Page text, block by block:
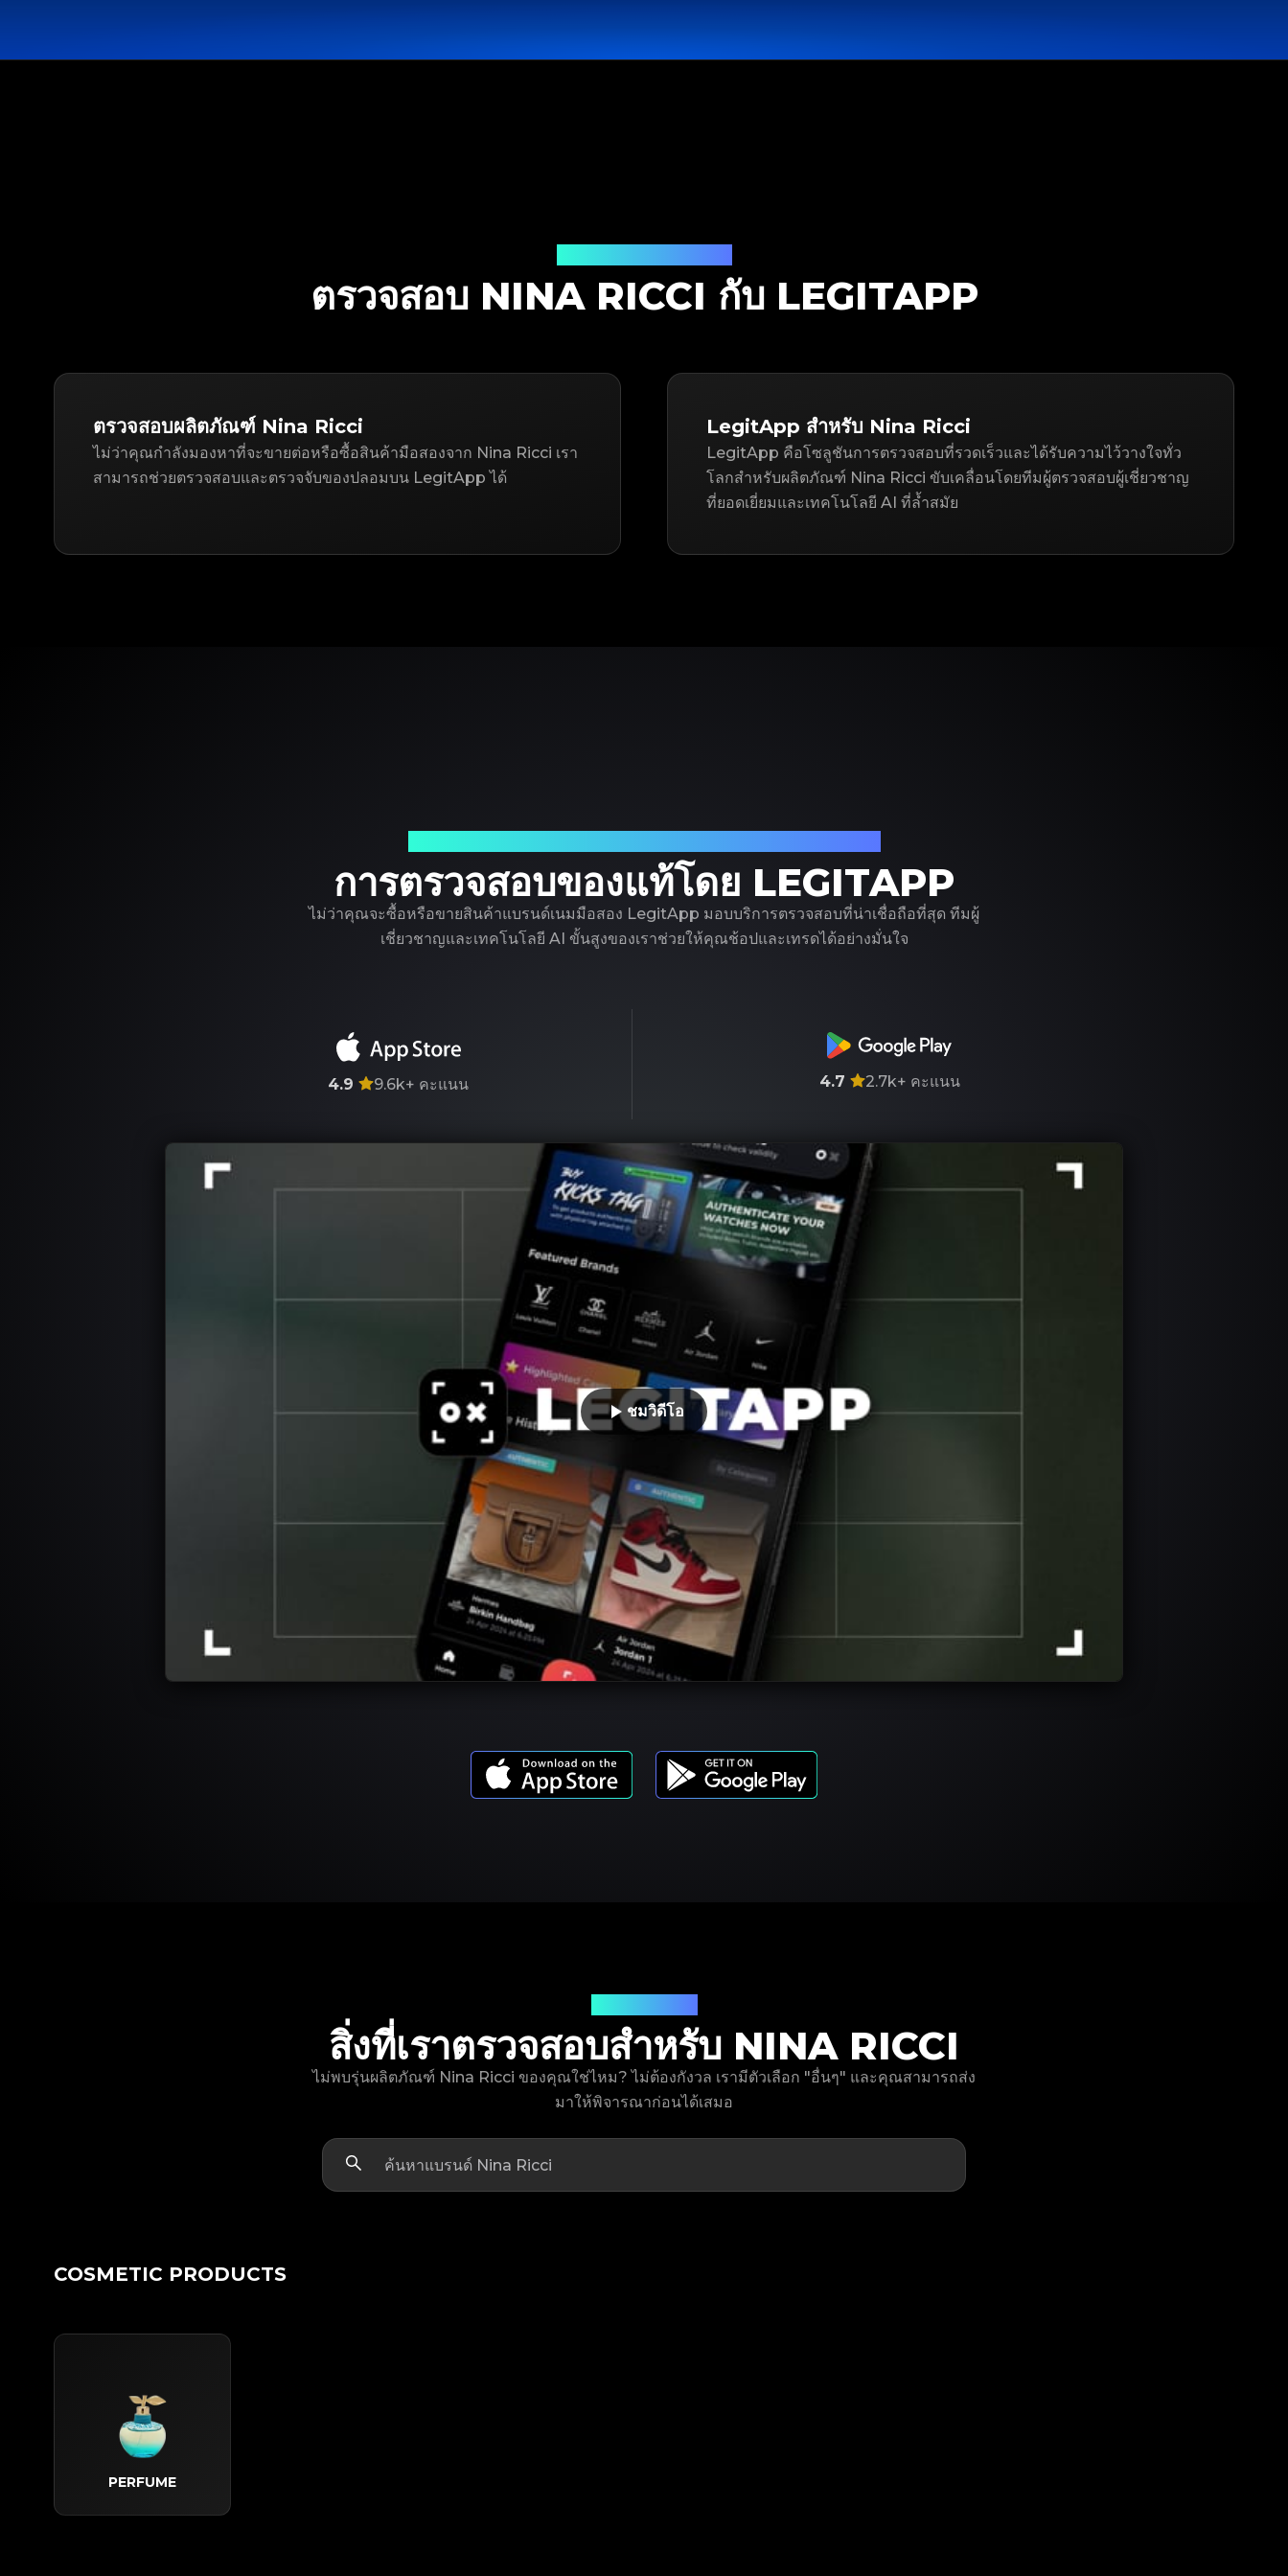
ตรวจสอบ NINA RICCI กับ LEGITAPP
ตรวจสอบผลิตภัณฑ์ Nina Ricci
ไม่ว่าคุณกำลังมองหาที่จะขายต่อหรือซื้อสินค้ามือสองจาก Nina Ricci เรา
สามารถช่วยตรวจสอบและตรวจจับของปลอมบน LegitApp ได้
LegitApp สำหรับ Nina Ricci
LegitApp คือโซลูชันการตรวจสอบที่รวดเร็วและได้รับความไว้วางใจทั่ว
โลกสำหรับผลิตภัณฑ์ Nina Ricci ขับเคลื่อนโดยทีมผู้ตรวจสอบผู้เชี่ยวชาญ
ที่ยอดเยี่ยมและเทคโนโลยี AI ที่ล้ำสมัย
การตรวจสอบของแท้โดย LEGITAPP
ไม่ว่าคุณจะซื้อหรือขายสินค้าแบรนด์เนมมือสอง LegitApp มอบบริการตรวจสอบที่น่าเชื่อถือที่สุด ทีมผู้
เชี่ยวชาญและเทคโนโลยี AI ขั้นสูงของเราช่วยให้คุณช้อปและเทรดได้อย่างมั่นใจ
4.9 9.6k+ คะแนน 4.7 2.7k+ คะแนน
ชมวิดีโอ
สิ่งที่เราตรวจสอบสำหรับ NINA RICCI
ไม่พบรุ่นผลิตภัณฑ์ Nina Ricci ของคุณใช่ไหม? ไม่ต้องกังวล เรามีตัวเลือก "อื่นๆ" และคุณสามารถส่ง
มาให้พิจารณาก่อนได้เสมอ
COSMETIC PRODUCTS
PERFUME